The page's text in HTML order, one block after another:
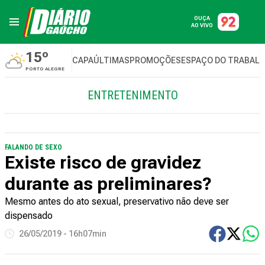
OUÇA
AO VIVO
15º
PORTO ALEGRE
CAPAÚLTIMASPROMOÇÕESESPAÇO DO
ENTRETENIMENTO
FALANDO DE SEXO
Existe risco de gravidez
durante as preliminares?
Mesmo antes do ato sexual, preservativo não deve ser
dispensado
26/05/2019 - 16h07min